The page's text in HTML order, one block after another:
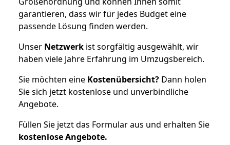
garantieren, dass wir für jedes Budget eine
passende Lösung finden werden.
Unser Netzwerk ist sorgfältig ausgewählt, wir
haben viele Jahre Erfahrung im Umzugsbereich.
Sie möchten eine Kostenübersicht? Dann holen
Sie sich jetzt kostenlose und unverbindliche
Angebote.
Füllen Sie jetzt das Formular aus und erhalten Sie
kostenloseAngebote.